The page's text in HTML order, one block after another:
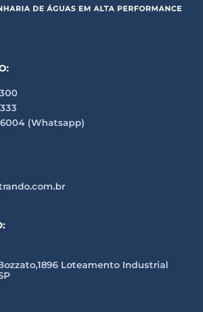
6004 (Whatsapp)
Loteamento Industrial